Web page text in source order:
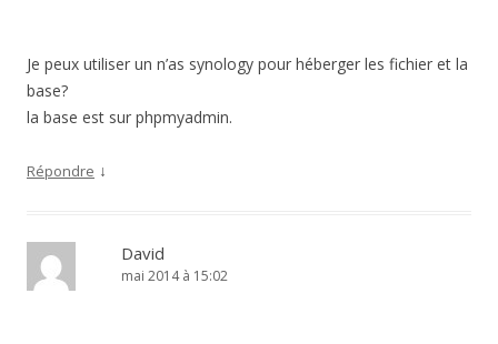
Je peux utiliser un n’as synology pour héberger les fichier et la
base?
la base est sur phpmyadmin.
Répondre ↓
David
mai 2014 à 15:02